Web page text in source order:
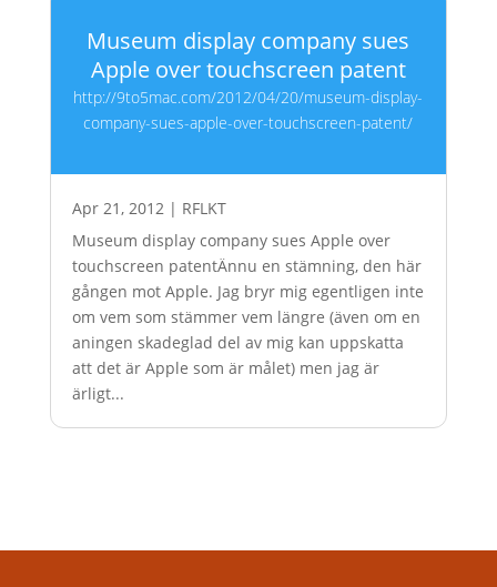
Museum display company sues
Apple over touchscreen patent
http://9to5mac.com/2012/04/20/museum-display-
company-sues-apple-over-touchscreen-patent/
Apr 21, 2012 | RFLKT
Museum display company sues Apple over
touchscreen patentÄnnu en stämning, den här
gången mot Apple. Jag bryr mig egentligen inte
om vem som stämmer vem längre (även om en
aningen skadeglad del av mig kan uppskatta
att det är Apple som är målet) men jag är
ärligt...